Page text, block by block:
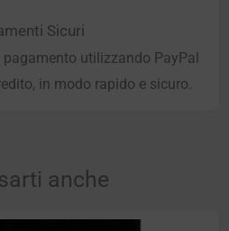
Sicuri
utilizzando PayPal
in modo rapido e sicuro.
anche